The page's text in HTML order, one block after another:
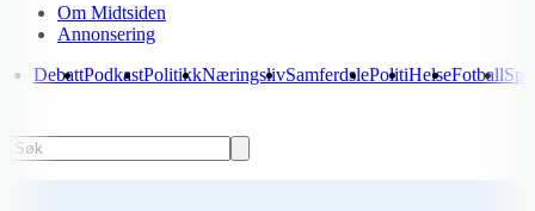
Om Midtsiden
Annonsering
DebattPodkastPolitikkNæringslivSamferdslePolitiHelseFotball